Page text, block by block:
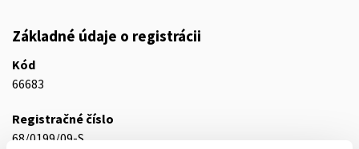
Základné údaje o registrácii
Kód
66683
Registračné číslo
68/0199/09-S